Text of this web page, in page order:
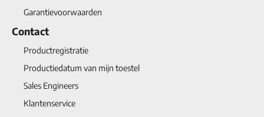
Garantievoorwaarden
Contact
Productregistratie
Productiedatum van mijn toestel
Sales Engineers
Klantenservice